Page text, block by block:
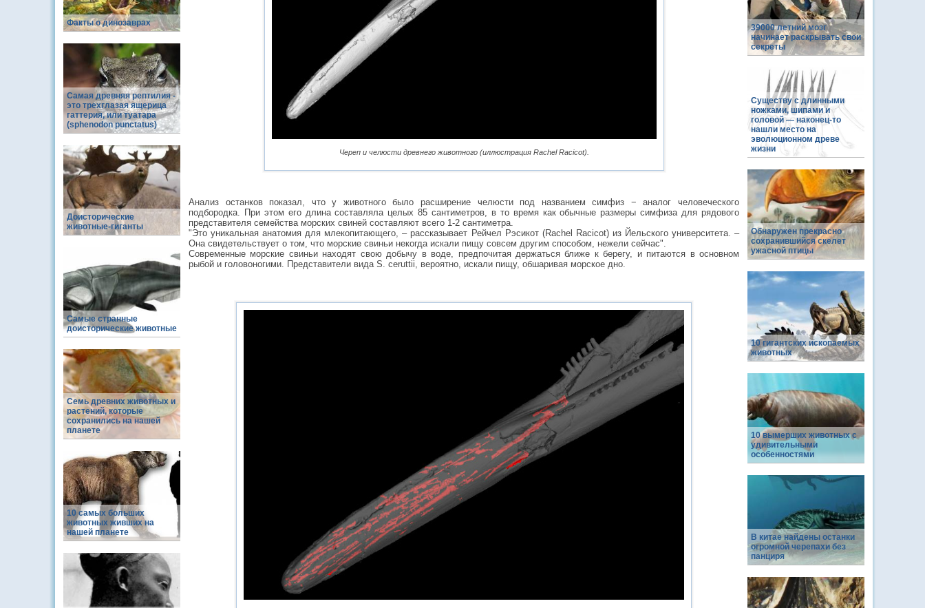
Факты о динозаврах
Самая древняя рептилия -
это трехглазая ящерица
гаттерия, или туатара
(sphenodon punctatus)
Доисторические
животные-гиганты
Самые странные
доисторические животные
Семь древних животных и
растений, которые
сохранились на нашей
планете
10 самых больших
животных живших на
нашей планете
Череп и челюсти древнего животного (иллюстрация Rachel Racicot).
Анализ останков показал, что у животного было расширение челюсти под названием симфиз − аналог человеческого
подбородка. При этом его длина составляла целых 85 сантиметров, в то время как обычные размеры симфиза для рядового
представителя семейства морских свиней составляют всего 1-2 сантиметра.
"Это уникальная анатомия для млекопитающего, – рассказывает Рейчел Рэсикот (Rachel Racicot) из Йельского университета. –
Она свидетельствует о том, что морские свиньи некогда искали пищу совсем другим способом, нежели сейчас".
Современные морские свиньи находят свою добычу в воде, предпочитая держаться ближе к берегу, и питаются в основном
рыбой и головоногими. Представители вида S. ceruttii, вероятно, искали пищу, обшаривая морское дно.
39000 летний мозг
начинает раскрывать свои
секреты
Cуществу c длинными
ножками, шипами и
головой — наконец-то
нашли место на
эволюционном древе
жизни
Обнаружен прекрасно
сохранившийся скелет
ужасной птицы
10 гигантских ископаемых
животных
10 вымерших животных с
удивительными
особенностями
В китае найдены останки
огромной черепахи без
панциря